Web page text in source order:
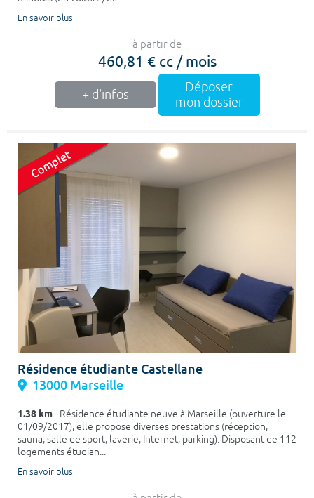
En savoir plus
à partir de
460,81 € cc / mois
+ d'infos
Déposer
mon dossier
Résidence étudiante Castellane
13000 Marseille
1.38 km- Résidence étudiante neuve à Marseille (ouverture le
01/09/2017), elle propose diverses prestations (réception,
sauna, salle de sport, laverie, Internet, parking). Disposant de 112
logements étudian...
En savoir plus